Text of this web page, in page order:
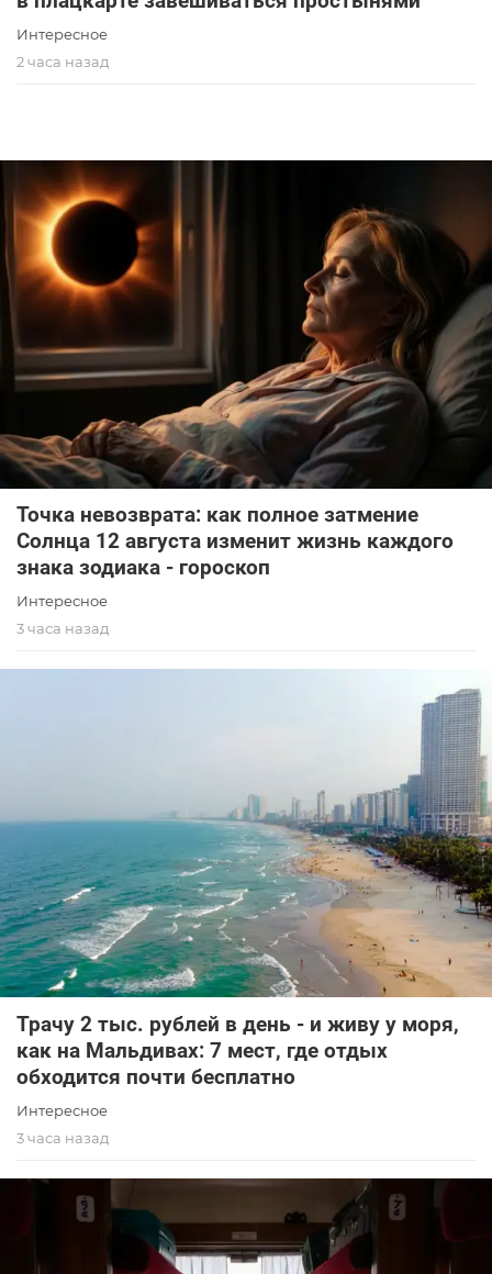
Интересное
2 часа назад
Точка невозврата: как полное затмение
Солнца 12 августа изменит жизнь каждого
знака зодиака - гороскоп
Интересное
3 часа назад
Трачу 2 тыс. рублей в день - и живу у моря,
как на Мальдивах: 7 мест, где отдых
обходится почти бесплатно
Интересное
3 часа назад